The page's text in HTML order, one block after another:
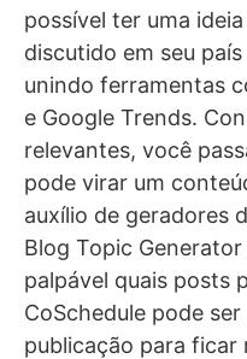
possível ter uma
discutido em seu
unindo ferramentas
e Google Trends.
relevantes, você
pode virar um
auxílio de geradores
Blog Topic
palpável quais posts
CoSchedule pode
publicação para ficar